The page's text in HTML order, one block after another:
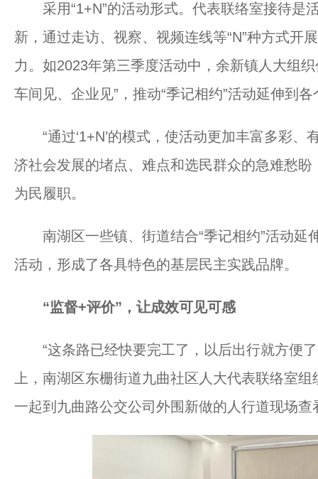
采用“1+N”的活动形式。代表联络室接待是
新，通过走访、视察、视频连线等“N”种方式开
力。如2023年第三季度活动中，余新镇人大组
车间见、企业见”，推动“季记相约”活动延伸到
“通过‘1+N’的模式，使活动更加丰富多彩、
济社会发展的堵点、难点和选民群众的急难愁盼
为民履职。
南湖区一些镇、街道结合“季记相约”活动延伸
活动，形成了各具特色的基层民主实践品牌。
“监督+评价”，让成效可见可感
“这条路已经快要完工了，以后出行就方便了
上，南湖区东栅街道九曲社区人大代表联络室
一起到九曲路公交公司外围新做的人行道现场查